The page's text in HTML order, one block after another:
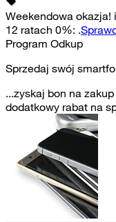
Weekendowa okazja!
12 ratach 0%: .
Program Odkup
Sprzedaj swój
...zyskaj bon na
dodatkowy rabat na